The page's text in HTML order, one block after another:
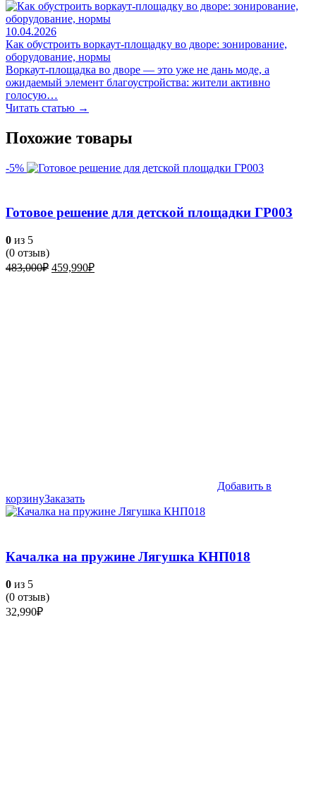
10.04.2026
Как обустроить воркаут-площадку во дворе: зонирование,
оборудование, нормы
Воркаут-площадка во дворе — это уже не дань моде, а
ожидаемый элемент благоустройства: жители активно
голосую…
Читать статью →
Похожие товары
-5%
Готовое решение для детской площадки ГР003
0 из 5
(0 отзыв)
483,000₽ Первоначальная
459,990₽Текущая
Добавить в
корзинуЗаказать
Качалка на пружине Лягушка КНП018
0 из 5
(0 отзыв)
32,990₽